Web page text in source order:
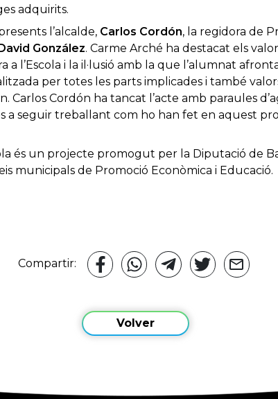
adquirits.
l’alcalde, Carlos Cordón, la regidora de
González. Carme Arché ha destacat els
l’Escola i la il·lusió amb la que l’alumnat
per totes les parts implicades i també
Carlos Cordón ha tancat l’acte amb paraules
a seguir treballant com ho han fet en aquest
és un projecte promogut per la Diputació de
municipals de Promoció Econòmica i Educació.
Compartir:
Volver